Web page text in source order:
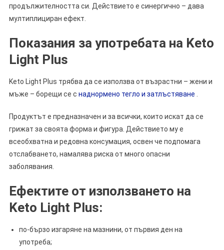
продължителността си. Действието е синергично – дава
мултиплициран ефект.
Показания за употребата на Keto
Light Plus
Keto Light Plus трябва да се използва от възрастни – жени и
мъже – борещи се с наднормено тегло и затлъстяване
Продуктът е предназначен и за всички, които искат да се
грижат за своята форма и фигура. Действието му е
всеобхватна и редовна консумация, освен че подпомага
отслабването, намалява риска от много опасни
заболявания.
Ефектите от използването на
Keto Light Plus:
по-бързо изгаряне на мазнини, от първия ден на
употреба;